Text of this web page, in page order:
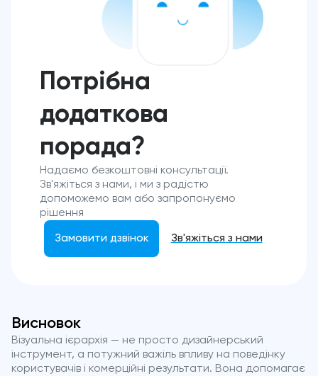
Потрібна
додаткова
порада?
Надаємо безкоштовні консультації.
Зв'яжіться з нами, і ми з радістю
допоможемо вам або запропонуємо
рішення
Замовити дзвінок Зв'яжіться з нами
Висновок
Візуальна ієрархія — не просто дизайнерський
інструмент, а потужний важіль впливу на поведінку
користувачів і комерційні результати. Вона допомагає